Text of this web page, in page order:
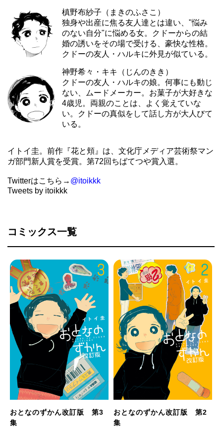
槙野布紗子（まきのふさこ）
独身や出産に焦る友人達とは違い、"悩み
のない自分"に悩める女。クドーからの結
婚の誘いをその場で受ける、豪快な性格。
クドーの友人・ハルキに外見が似ている。
神野希々・キキ（じんのきき）
クドーの友人・ハルキの娘。何事にも動じ
ない、ムードメーカー。お菓子が大好きな
4歳児。両親のことは、よく覚えていな
い。クドーの真似をして話し方が大人びて
いる。
イトイ圭。前作『花と頬』は、文化庁メディア芸術祭マン
ガ部門新人賞を受賞。第72回ちばてつや賞入選。
Twitterはこちら→ @itoikkk
Tweets by itoikkk
コミックス一覧
おとなのずかん改訂版 第3
集
おとなのずかん改訂版 第2
集